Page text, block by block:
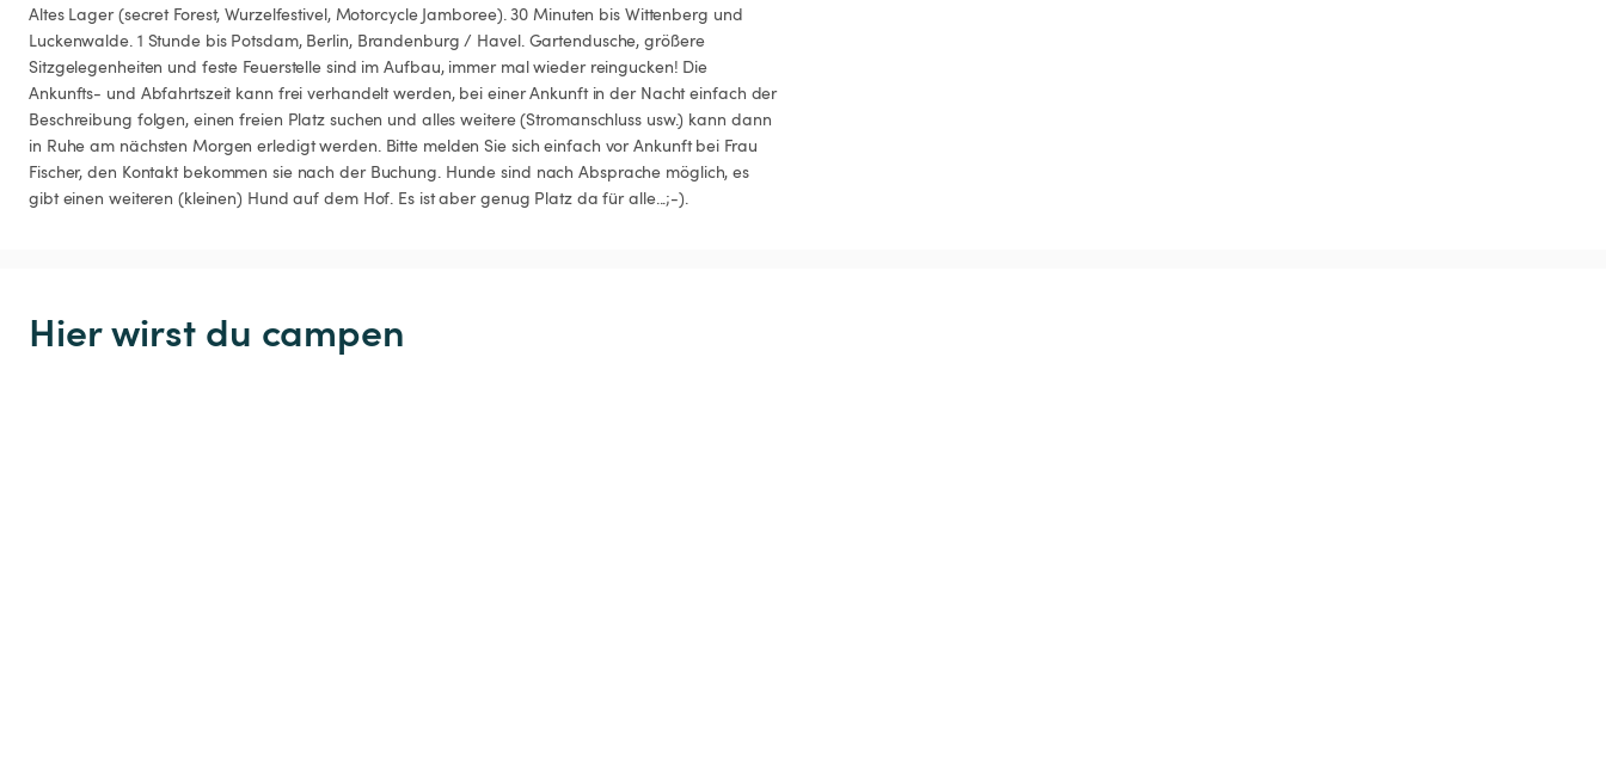
Altes Lager (secret Forest, Wurzelfestivel, Motorcycle Jamboree). 30 Minuten bis Wittenberg und
Luckenwalde. 1 Stunde bis Potsdam, Berlin, Brandenburg / Havel. Gartendusche, größere
Sitzgelegenheiten und feste Feuerstelle sind im Aufbau, immer mal wieder reingucken! Die
Ankunfts- und Abfahrtszeit kann frei verhandelt werden, bei einer Ankunft in der Nacht einfach der
Beschreibung folgen, einen freien Platz suchen und alles weitere (Stromanschluss usw.) kann dann
in Ruhe am nächsten Morgen erledigt werden. Bitte melden Sie sich einfach vor Ankunft bei Frau
Fischer, den Kontakt bekommen sie nach der Buchung. Hunde sind nach Absprache möglich, es
gibt einen weiteren (kleinen) Hund auf dem Hof. Es ist aber genug Platz da für alle...;-).
Hier wirst du campen